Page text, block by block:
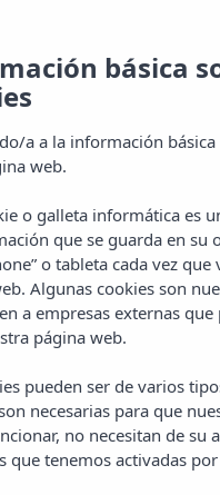
básica
a a la información
web.
o galleta informática es
que se guarda en su
o tableta cada vez que
Algunas cookies son
a empresas externas
página web.
pueden ser de varios
necesarias para que
no necesitan de su
que tenemos activadas